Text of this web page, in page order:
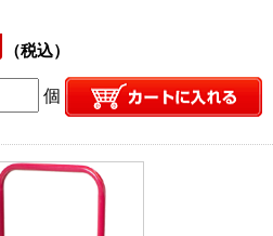
（税込）
個